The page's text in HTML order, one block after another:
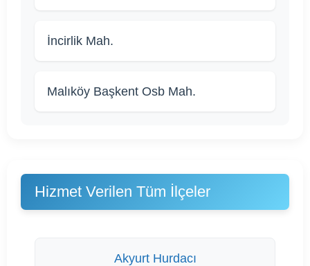
İncirlik Mah.
Malıköy Başkent Osb Mah.
Hizmet Verilen Tüm İlçeler
Akyurt Hurdacı